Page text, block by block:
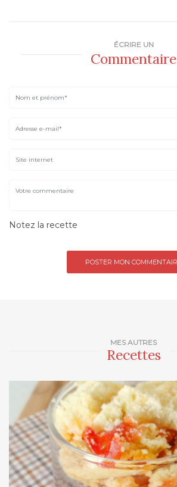
MES AUTRES
Recettes
ÉCRIRE UN
Commentaire
Notez la recette